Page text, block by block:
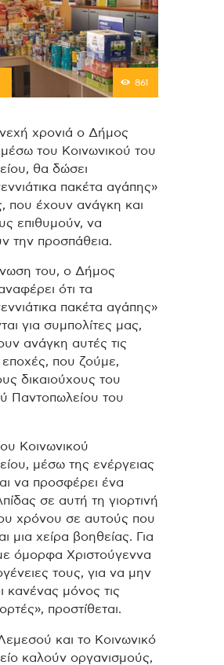
861
χρονιά ο Δήμος
του Κοινωνικού του
θα δώσει
πακέτα αγάπης»
που έχουν ανάγκη και
επιθυμούν, να
την προσπάθεια.
του, ο Δήμος
ότι τα
πακέτα αγάπης»
για συμπολίτες μας,
ανάγκη αυτές τις
που ζούμε,
δικαιούχους του
Παντοπωλείου του
Κοινωνικού
μέσω της ενέργειας
να προσφέρει ένα
σε αυτή τη γιορτινή
χρόνου σε αυτούς που
μια χείρα βοηθείας. Για
όμορφα Χριστούγεννα
τους, για να μην
κανένας μόνος τις
προστίθεται.
και το Κοινωνικό
καλούν οργανισμούς,